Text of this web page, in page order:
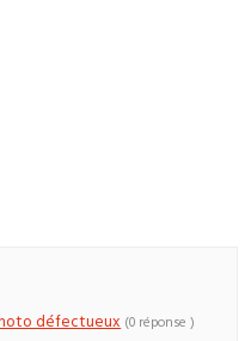
défectueux (0 réponse )